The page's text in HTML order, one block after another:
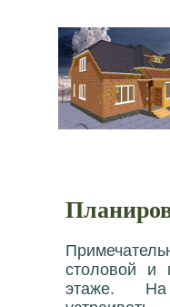
столовой и
этаже.